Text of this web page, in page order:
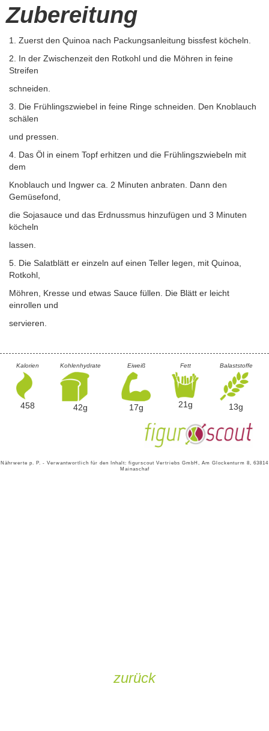
Zubereitung
1. Zuerst den Quinoa nach Packungsanleitung bissfest köcheln.
2. In der Zwischenzeit den Rotkohl und die Möhren in feine
Streifen
schneiden.
3. Die Frühlingszwiebel in feine Ringe schneiden. Den Knoblauch
schälen
und pressen.
4. Das Öl in einem Topf erhitzen und die Frühlingszwiebeln mit
dem
Knoblauch und Ingwer ca. 2 Minuten anbraten. Dann den
Gemüsefond,
die Sojasauce und das Erdnussmus hinzufügen und 3 Minuten
köcheln
lassen.
5. Die Salatblätt er einzeln auf einen Teller legen, mit Quinoa,
Rotkohl,
Möhren, Kresse und etwas Sauce füllen. Die Blätt er leicht
einrollen und
servieren.
Kalorien
458
Kohlenhydrate
42g
Eiweiß
17g
Fett
21g
Balaststoffe
13g
Nährwerte p. P. - Verwantwortlich für den Inhalt: figurscout Vertriebs GmbH, Am Glockenturm 8, 63814
Mainaschaf
zurück